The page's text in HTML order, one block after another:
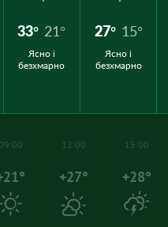
33° 21°
Ясно і
безхмарно
27° 15°
Ясно і
безхмарно
09:00 12:00
+27°
15:00
+28°